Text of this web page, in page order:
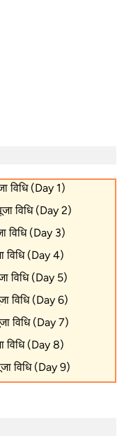
विधि (Day 1)
विधि (Day 2)
विधि (Day 3)
विधि (Day 4)
विधि (Day 5)
विधि (Day 6)
विधि (Day 7)
विधि (Day 8)
विधि (Day 9)